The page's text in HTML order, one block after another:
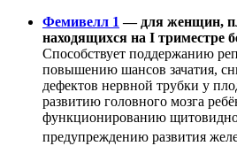
Фемивелл 1 — для женщин,
находящихся на I триместре
Способствует поддержанию
повышению шансов зачатия,
дефектов нервной трубки у
развитию головного мозга
функционированию
предупреждению развития